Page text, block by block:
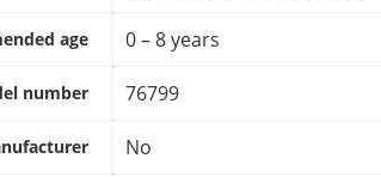
age ‎0 – 8 years
number ‎76799
‎No